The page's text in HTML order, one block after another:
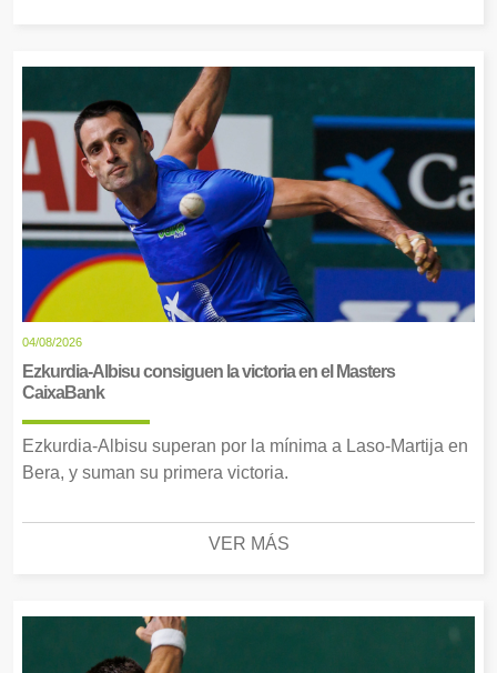
04/08/2026
Ezkurdia-Albisu consiguen la victoria en el Masters
CaixaBank
Ezkurdia-Albisu superan por la mínima a Laso-Martija en
Bera, y suman su primera victoria.
VER MÁS